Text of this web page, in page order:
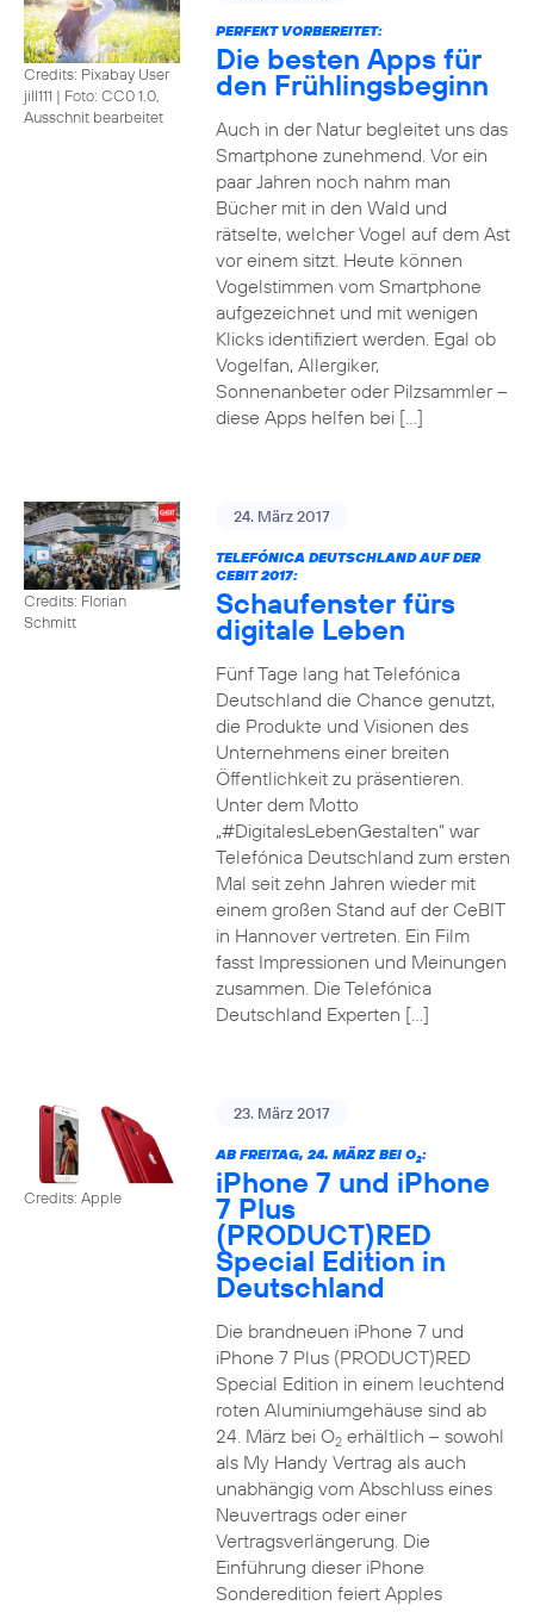
Credits: Pixabay User
jill111 | Foto: CC0 1.0,
Ausschnit bearbeitet
PERFEKT VORBEREITET:
Die besten Apps für
den Frühlingsbeginn
Auch in der Natur begleitet uns das
Smartphone zunehmend. Vor ein
paar Jahren noch nahm man
Bücher mit in den Wald und
rätselte, welcher Vogel auf dem Ast
vor einem sitzt. Heute können
Vogelstimmen vom Smartphone
aufgezeichnet und mit wenigen
Klicks identifiziert werden. Egal ob
Vogelfan, Allergiker,
Sonnenanbeter oder Pilzsammler –
diese Apps helfen bei […]
Credits: Florian
Schmitt
24. März 2017
TELEFÓNICA DEUTSCHLAND AUF DER
CEBIT 2017:
Schaufenster fürs
digitale Leben
Fünf Tage lang hat Telefónica
Deutschland die Chance genutzt,
die Produkte und Visionen des
Unternehmens einer breiten
Öffentlichkeit zu präsentieren.
Unter dem Motto
„#DigitalesLebenGestalten“ war
Telefónica Deutschland zum ersten
Mal seit zehn Jahren wieder mit
einem großen Stand auf der CeBIT
in Hannover vertreten. Ein Film
fasst Impressionen und Meinungen
zusammen. Die Telefónica
Deutschland Experten […]
Credits: Apple
23. März 2017
AB FREITAG, 24. MÄRZ BEI O2:
iPhone 7 und iPhone
7 Plus
(PRODUCT)RED
Special Edition in
Deutschland
Die brandneuen iPhone 7 und
iPhone 7 Plus (PRODUCT)RED
Special Edition in einem leuchtend
roten Aluminiumgehäuse sind ab
24. März bei O2erhältlich – sowohl
als My Handy Vertrag als auch
unabhängig vom Abschluss eines
Neuvertrags oder einer
Vertragsverlängerung. Die
Einführung dieser iPhone
Sonderedition feiert Apples